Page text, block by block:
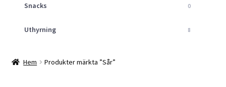
Snacks 0
Uthyrning 8
Hem Produkter märkta ”Sår”